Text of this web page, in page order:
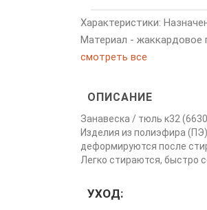
Характеристики:
Материал - жаккардовое
смотреть все
ОПИСАНИЕ
Занавеска / тюль к32
Изделия из полиэфира
деформируются после
Легко стираются, быстро
УХОД: